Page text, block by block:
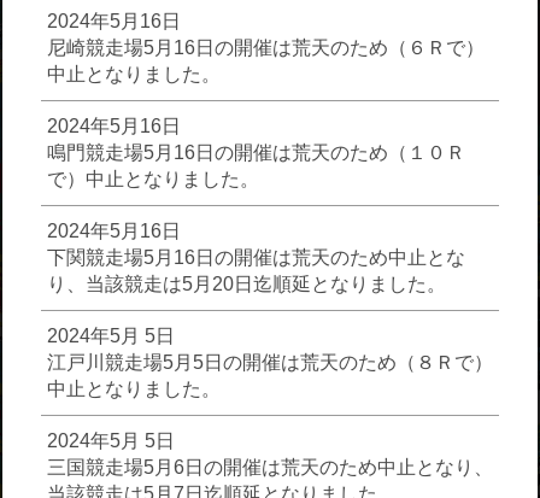
2024年5月16日
尼崎競走場5月16日の開催は荒天のため（６Ｒで）
中止となりました。
2024年5月16日
鳴門競走場5月16日の開催は荒天のため（１０Ｒ
で）中止となりました。
2024年5月16日
下関競走場5月16日の開催は荒天のため中止とな
り、当該競走は5月20日迄順延となりました。
2024年5月 5日
江戸川競走場5月5日の開催は荒天のため（８Ｒで）
中止となりました。
2024年5月 5日
三国競走場5月6日の開催は荒天のため中止となり、
当該競走は5月7日迄順延となりました。